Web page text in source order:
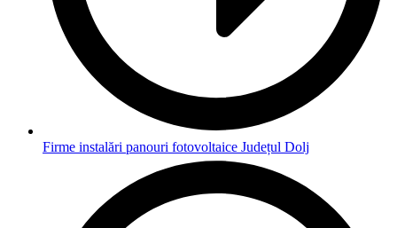
Firme instalări panouri fotovoltaice Județul Dolj